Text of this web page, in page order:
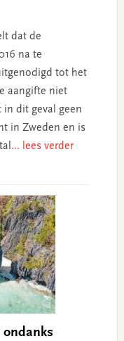
dat de
na te
tot het
aangifte niet
dit geval geen
in Zweden en is
... lees verder